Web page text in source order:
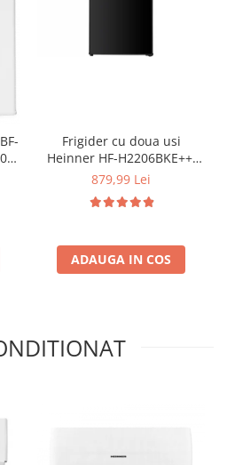
Frigider cu doua usi
Heinner HF-H2206BKE++,
206 l, Clasa E, lumina LED, 3
Negru
879,99 Lei
ADAUGA IN COS